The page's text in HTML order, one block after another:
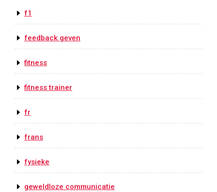
f1
feedback geven
fitness
fitness trainer
fr
frans
fysieke
geweldloze communicatie